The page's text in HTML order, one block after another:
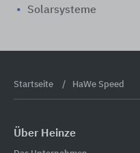
Solarsysteme
Startseite HaWe Speed
Über Heinze